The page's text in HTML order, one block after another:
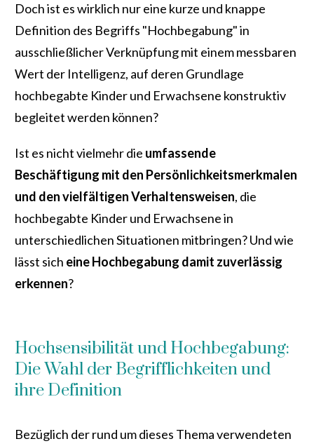
Doch ist es wirklich nur eine kurze und knappe
Definition des Begriffs "Hochbegabung" in
ausschließlicher Verknüpfung mit einem messbaren
Wert der Intelligenz, auf deren Grundlage
hochbegabte Kinder und Erwachsene konstruktiv
begleitet werden können?
Ist es nicht vielmehr die umfassende
Beschäftigung mit den Persönlichkeitsmerkmalen
und den vielfältigen Verhaltensweisen, die
hochbegabte Kinder und Erwachsene in
unterschiedlichen Situationen mitbringen? Und wie
lässt sich eine Hochbegabung damit zuverlässig
erkennen?
Hochsensibilität und Hochbegabung:
Die Wahl der Begrifflichkeiten und
ihre Definition
Bezüglich der rund um dieses Thema verwendeten